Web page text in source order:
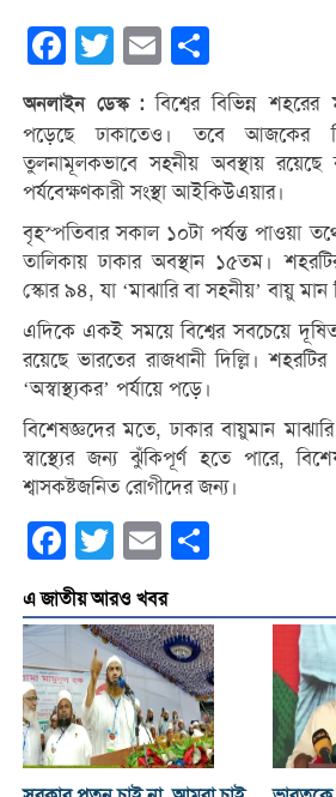
Facebook
Twitter Email
অনলাইন ডেস্ক :বিশ্বের বিভিন্ন
পড়েছে ঢাকাতেও। তবে আজকের
তুলনামূলকভাবে সহনীয় অবস্থায় রয়েছে
পর্যবেক্ষণকারী সংস্থা আইকিউএয়ার।
বৃহস্পতিবার সকাল ১০টা পর্যন্ত পাওয়া
তালিকায় ঢাকার অবস্থান ১৫তম।
স্কোর ৯৪, যা ‘মাঝারি বা সহনীয়’ বায়ু মান
এদিকে একই সময়ে বিশ্বের সবচেয়ে
রয়েছে ভারতের রাজধানী দিল্লি।
‘অস্বাস্থ্যকর’ পর্যায়ে পড়ে।
বিশেষজ্ঞদের মতে, ঢাকার বায়ুমান
স্বাস্থ্যের জন্য ঝুঁকিপূর্ণ হতে পারে,
শ্বাসকষ্টজনিত রোগীদের জন্য।
Facebook
Twitter Email
এ জাতীয় আরও খবর